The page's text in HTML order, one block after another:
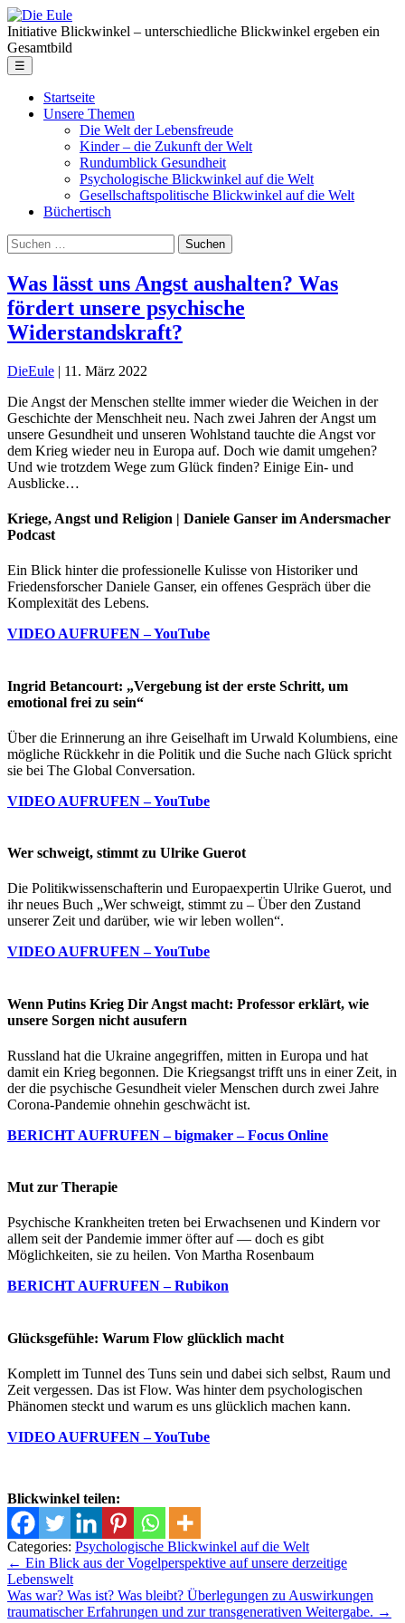
Skip
to
the
content
Die
Eule
Initiative Blickwinkel – unterschiedliche Blickwinkel ergeben ein
Gesamtbild
☰
Startseite
Unsere Themen
Die Welt der Lebensfreude
Kinder – die Zukunft der Welt
Rundumblick Gesundheit
Psychologische Blickwinkel auf die Welt
Gesellschaftspolitische Blickwinkel auf die Welt
Büchertisch
Suche
nach:
Was lässt uns Angst aushalten? Was
fördert unsere psychische
Widerstandskraft?
DieEule | 11. März 2022
Die Angst der Menschen stellte immer wieder die Weichen in der
Geschichte der Menschheit neu. Nach zwei Jahren der Angst um
unsere Gesundheit und unseren Wohlstand tauchte die Angst vor
dem Krieg wieder neu in Europa auf. Doch wie damit umgehen?
Und wie trotzdem Wege zum Glück finden? Einige Ein- und
Ausblicke…
Kriege, Angst und Religion | Daniele Ganser im Andersmacher
Podcast
Ein Blick hinter die professionelle Kulisse von Historiker und
Friedensforscher Daniele Ganser, ein offenes Gespräch über die
Komplexität des Lebens.
VIDEO AUFRUFEN – YouTube
Ingrid Betancourt: „Vergebung ist der erste Schritt, um
emotional frei zu sein“
Über die Erinnerung an ihre Geiselhaft im Urwald Kolumbiens, eine
mögliche Rückkehr in die Politik und die Suche nach Glück spricht
sie bei The Global Conversation.
VIDEO AUFRUFEN – YouTube
Wer schweigt, stimmt zu Ulrike Guerot
Die Politikwissenschafterin und Europaexpertin Ulrike Guerot, und
ihr neues Buch „Wer schweigt, stimmt zu – Über den Zustand
unserer Zeit und darüber, wie wir leben wollen“.
VIDEO AUFRUFEN – YouTube
Wenn Putins Krieg Dir Angst macht: Professor erklärt, wie
unsere Sorgen nicht ausufern
Russland hat die Ukraine angegriffen, mitten in Europa und hat
damit ein Krieg begonnen. Die Kriegsangst trifft uns in einer Zeit, in
der die psychische Gesundheit vieler Menschen durch zwei Jahre
Corona-Pandemie ohnehin geschwächt ist.
BERICHT AUFRUFEN – bigmaker – Focus Online
Mut zur Therapie
Psychische Krankheiten treten bei Erwachsenen und Kindern vor
allem seit der Pandemie immer öfter auf — doch es gibt
Möglichkeiten, sie zu heilen. Von Martha Rosenbaum
BERICHT AUFRUFEN – Rubikon
Glücksgefühle: Warum Flow glücklich macht
Komplett im Tunnel des Tuns sein und dabei sich selbst, Raum und
Zeit vergessen. Das ist Flow. Was hinter dem psychologischen
Phänomen steckt und warum es uns glücklich machen kann.
VIDEO AUFRUFEN – YouTube
Blickwinkel teilen:
Categories: Psychologische Blickwinkel auf die Welt
Beitrags-
Navigation
← Ein Blick aus der Vogelperspektive auf unsere derzeitige
Lebenswelt
Was war? Was ist? Was bleibt? Überlegungen zu Auswirkungen
traumatischer Erfahrungen und zur transgenerativen Weitergabe. →